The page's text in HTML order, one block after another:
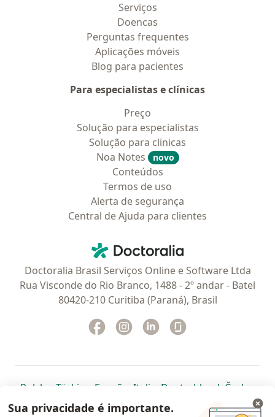
Serviços
Doencas
Perguntas frequentes
Aplicações móveis
Blog para pacientes
Para especialistas e clínicas
Preço
Solução para especialistas
Solução para clinicas
Noa Notes
novo
Conteúdos
Termos de uso
Alerta de segurança
Central de Ajuda para clientes
Doctoralia - Homepage
Doctoralia Brasil Serviços Online e Software Ltda
Rua Visconde do Rio Branco, 1488 - 2º andar - Batel
80420-210 Curitiba (Paraná), Brasil
Facebook
abre num novo separador
Instagram
abre num novo separador
Linkedin
abre num novo
Polska abre num novo separador
Türkiye abre num novo separador
España abre num novo separador
Italia abre num novo
Deutschlandabre num
Česko
Portugal abre num novo separador
, México abre num novo separador
, abre num novo separador
Brasil abre num novoabre num
abre
Sua privacidade é importante.